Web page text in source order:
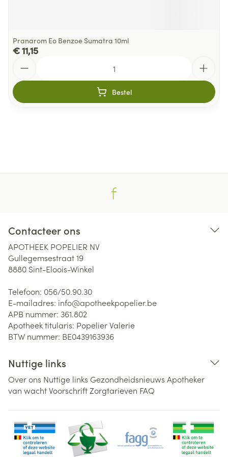
Pranarom Eo Benzoe Sumatra 10ml
€ 11,15
Bestel
Contacteer ons
APOTHEEK POPELIER NV
Gullegemsestraat 19
8880 Sint-Eloois-Winkel
Telefoon: 056/50.90.30
E-mailadres: info@apotheekpopelier.be
APB nummer: 361.802
Apotheek titularis: Popelier Valerie
BTW nummer: BE0439163936
Nuttige links
Over ons Nuttige links Gezondheidsnieuws Apotheker
van wachtVoorschriftZorgtarieven FAQ